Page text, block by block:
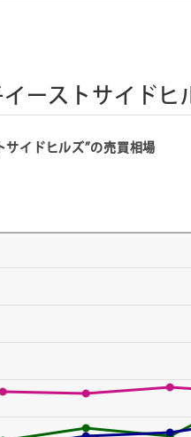
ーストサイドヒ
サイドヒルズ”の売買相場